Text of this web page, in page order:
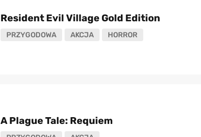
Resident Evil Village Gold Edition
PRZYGODOWA AKCJA HORROR
A Plague Tale: Requiem